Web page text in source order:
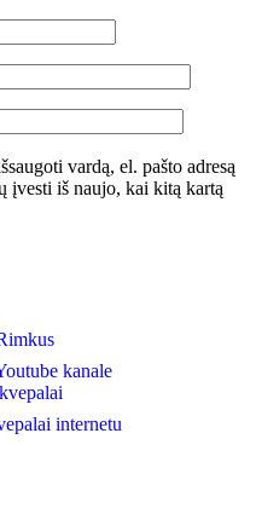
vardą, el. pašto adresą
įvesti iš naujo, kai kitą kartą
kanale
internetu